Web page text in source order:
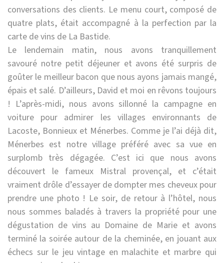
conversations des clients. Le menu court, composé de
quatre plats, était accompagné à la perfection par la
carte de vins de La Bastide.
Le lendemain matin, nous avons tranquillement
savouré notre petit déjeuner et avons été surpris de
goûter le meilleur bacon que nous ayons jamais mangé,
épais et salé. D’ailleurs, David et moi en rêvons toujours
! L’après-midi, nous avons sillonné la campagne en
voiture pour admirer les villages environnants de
Lacoste, Bonnieux et Ménerbes. Comme je l’ai déjà dit,
Ménerbes est notre village préféré avec sa vue en
surplomb très dégagée. C’est ici que nous avons
découvert le fameux Mistral provençal, et c’était
vraiment drôle d’essayer de dompter mes cheveux pour
prendre une photo ! Le soir, de retour à l’hôtel, nous
nous sommes baladés à travers la propriété pour une
dégustation de vins au Domaine de Marie et avons
terminé la soirée autour de la cheminée, en jouant aux
échecs sur le jeu vintage en malachite et marbre qui